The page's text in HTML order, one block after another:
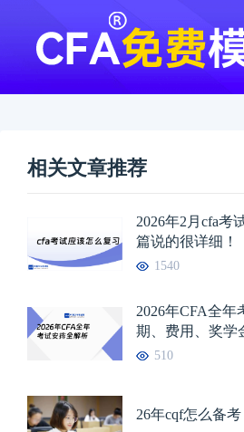
相关文章推荐
2026年2月cfa考
篇说的很详细！
1540
2026年CFA全
期、费用、奖学
510
26年cqf怎么备